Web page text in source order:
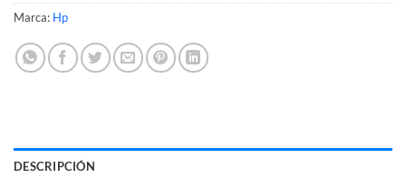
Marca: Hp
DESCRIPCIÓN